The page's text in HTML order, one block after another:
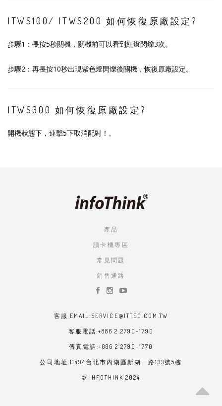
ITWS100/ ITWS200 如何恢復原廠設定?
步驟1：長按5秒關機，關機前可以看到紅燈閃爍3次。
步驟2：再長按10秒出現紫色燈閃爍後關機，恢復原廠設定。
ITWS300 如何恢復原廠設定?
開機狀態下，連擊5下取消配對！。
產品
讀卡機專區
常見問題
銷售通路
客服 EMAIL:SERVICE@ITTEC.COM.TW
客服電話:+886 2 2790-1790
傳真電話:+886 2 2790-1770
公司地址:11494台北市內湖區新湖一路133號5樓
© INFOTHINK 2024